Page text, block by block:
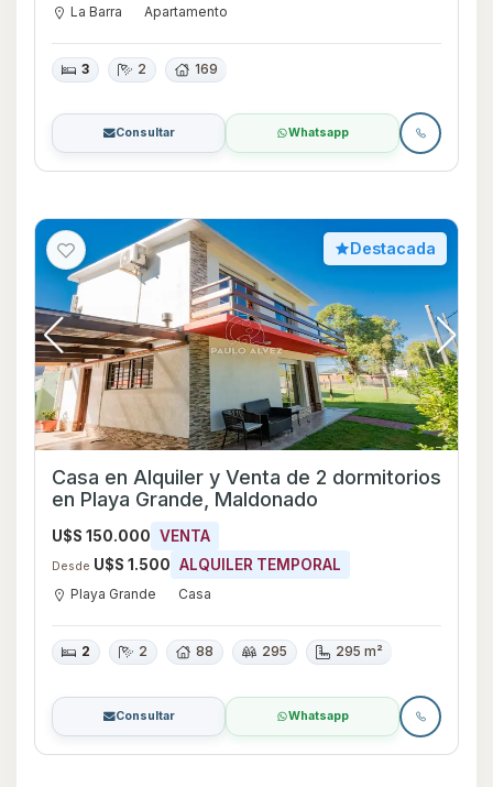
La Barra Apartamento
3 2 169
Consultar Whatsapp
Destacada
Casa en Alquiler y Venta de 2 dormitorios
en Playa Grande, Maldonado
U$S 150.000 VENTA
Desde U$S 1.500 ALQUILER TEMPORAL
Playa Grande Casa
2 2 88 295 295 m²
Consultar Whatsapp